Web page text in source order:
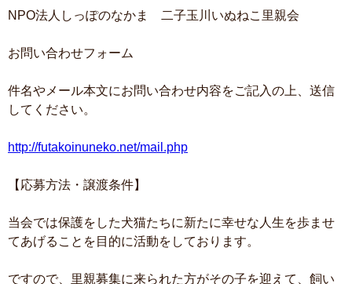
NPO法人しっぽのなかま 二子玉川いぬねこ里親会
お問い合わせフォーム
件名やメール本文にお問い合わせ内容をご記入の上、送信
してください。
http://futakoinuneko.net/mail.php
【応募方法・譲渡条件】
当会では保護をした犬猫たちに新たに幸せな人生を歩ませ
てあげることを目的に活動をしております。
ですので、里親募集に来られた方がその子を迎えて、飼い